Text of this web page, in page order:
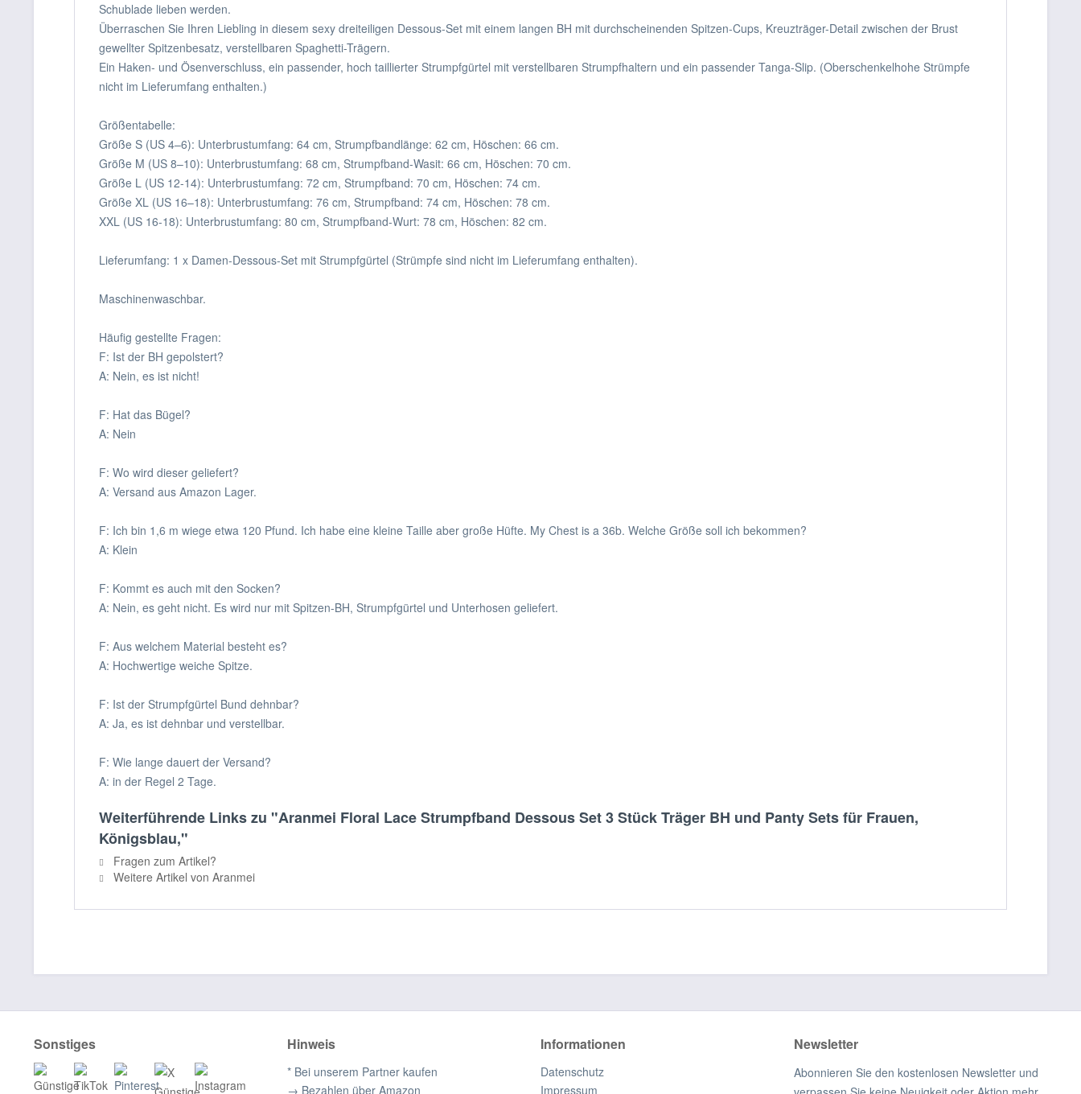
Schublade lieben werden.
Überraschen Sie Ihren Liebling in diesem sexy dreiteiligen Dessous-Set mit einem langen BH mit durchscheinenden Spitzen-Cups, Kreuzträger-Detail zwischen der Brust
gewellter Spitzenbesatz, verstellbaren Spaghetti-Trägern.
Ein Haken- und Ösenverschluss, ein passender, hoch taillierter Strumpfgürtel mit verstellbaren Strumpfhaltern und ein passender Tanga-Slip. (Oberschenkelhohe Strümpfe
nicht im Lieferumfang enthalten.)
Größentabelle:
Größe S (US 4–6): Unterbrustumfang: 64 cm, Strumpfbandlänge: 62 cm, Höschen: 66 cm.
Größe M (US 8–10): Unterbrustumfang: 68 cm, Strumpfband-Wasit: 66 cm, Höschen: 70 cm.
Größe L (US 12-14): Unterbrustumfang: 72 cm, Strumpfband: 70 cm, Höschen: 74 cm.
Größe XL (US 16–18): Unterbrustumfang: 76 cm, Strumpfband: 74 cm, Höschen: 78 cm.
XXL (US 16-18): Unterbrustumfang: 80 cm, Strumpfband-Wurt: 78 cm, Höschen: 82 cm.
Lieferumfang: 1 x Damen-Dessous-Set mit Strumpfgürtel (Strümpfe sind nicht im Lieferumfang enthalten).
Maschinenwaschbar.
Häufig gestellte Fragen:
F: Ist der BH gepolstert?
A: Nein, es ist nicht!
F: Hat das Bügel?
A: Nein
F: Wo wird dieser geliefert?
A: Versand aus Amazon Lager.
F: Ich bin 1,6 m wiege etwa 120 Pfund. Ich habe eine kleine Taille aber große Hüfte. My Chest is a 36b. Welche Größe soll ich bekommen?
A: Klein
F: Kommt es auch mit den Socken?
A: Nein, es geht nicht. Es wird nur mit Spitzen-BH, Strumpfgürtel und Unterhosen geliefert.
F: Aus welchem Material besteht es?
A: Hochwertige weiche Spitze.
F: Ist der Strumpfgürtel Bund dehnbar?
A: Ja, es ist dehnbar und verstellbar.
F: Wie lange dauert der Versand?
A: in der Regel 2 Tage.
Weiterführende Links zu "Aranmei Floral Lace Strumpfband Dessous Set 3 Stück Träger BH und Panty Sets für Frauen,
Königsblau,"
Fragen zum Artikel?
Weitere Artikel von Aranmei
Sonstiges Hinweis
* Bei unserem Partner kaufen
→ Bezahlen über Amazon
Informationen
Datenschutz
Impressum
Newsletter
Abonnieren Sie den kostenlosen Newsletter und